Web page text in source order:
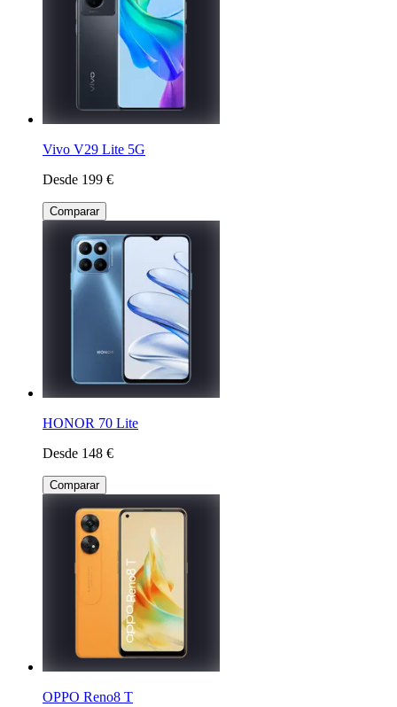
Vivo V29 Lite 5G
Desde 199 €
Comparar
HONOR 70 Lite
Desde 148 €
Comparar
OPPO Reno8 T